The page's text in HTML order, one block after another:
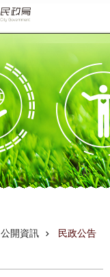
公開資訊 民政公告